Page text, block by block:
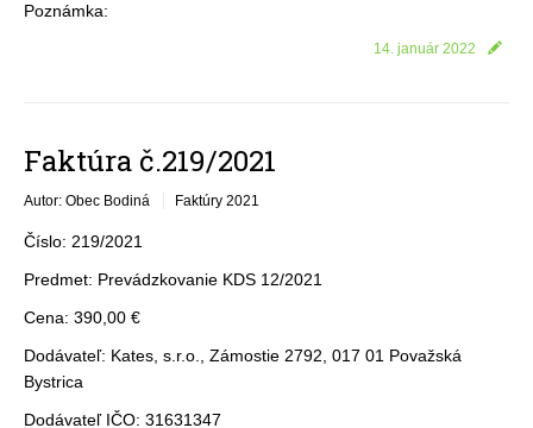
Poznámka:
14. január 2022
Faktúra č.219/2021
Autor: Obec Bodiná Faktúry 2021
Číslo: 219/2021
Predmet: Prevádzkovanie KDS 12/2021
Cena: 390,00 €
Dodávateľ: Kates, s.r.o., Zámostie 2792, 017 01 Považská
Bystrica
Dodávateľ IČO: 31631347